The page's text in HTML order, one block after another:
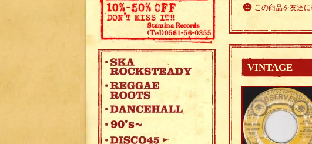
この商品を友達
VINTAGE